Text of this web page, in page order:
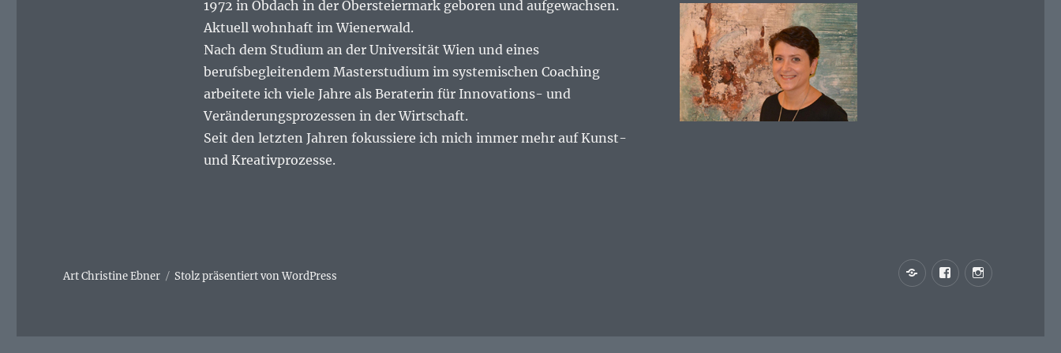
1972 in Obdach in der Obersteiermark geboren und aufgewachsen.
Aktuell wohnhaft im Wienerwald.
Nach dem Studium an der Universität Wien und eines
berufsbegleitendem Masterstudium im systemischen Coaching
arbeitete ich viele Jahre als Beraterin für Innovations- und
Veränderungsprozessen in der Wirtschaft.
Seit den letzten Jahren fokussiere ich mich immer mehr auf Kunst-
und Kreativprozesse.
Impressum
FacebookInstagram
Art Christine Ebner Stolz präsentiert von WordPress